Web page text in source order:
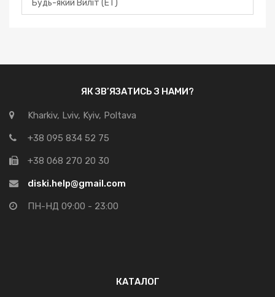
ЯК ЗВ’ЯЗАТИСЬ З НАМИ?
Kharkiv, Lviv, Kyiv, Poltava
+38 095 834 52 75
+38 068 270 20 30
diski.help@gmail.com
ПН-НД 09:00 - 23:00
КАТАЛОГ